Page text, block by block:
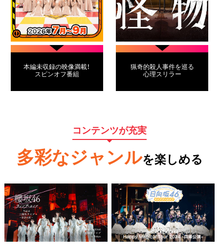
本編未収録の映像満載！
スピンオフ番組
猟奇的殺人事件を巡る
心理スリラー
コンテンツが充実
多彩なジャンルを楽しめる